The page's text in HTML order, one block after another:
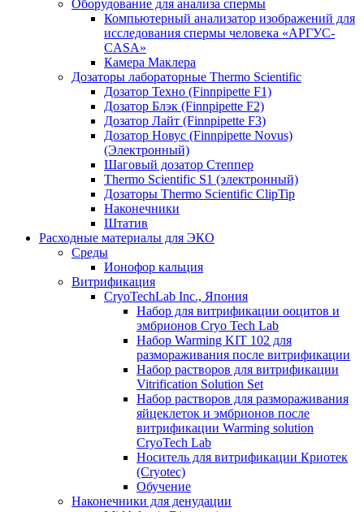
Оборудование для анализа спермы
Компьютерный анализатор изображений для
исследования спермы человека «АРГУС-
CASA»
Камера Маклера
Дозаторы лабораторные Thermo Scientific
Дозатор Техно (Finnpipette F1)
Дозатор Блэк (Finnpipette F2)
Дозатор Лайт (Finnpipette F3)
Дозатор Новус (Finnpipette Novus)
(Электронный)
Шаговый дозатор Степпер
Thermo Scientific S1 (электронный)
Дозаторы Thermo Scientific ClipTip
Наконечники
Штатив
Расходные материалы для ЭКО
Среды
Ионофор кальция
Витрификация
CryoTechLab Inc., Япония
Набор для витрификации ооцитов и
эмбрионов Cryo Tech Lab
Набор Warming KIT 102 для
размораживания после витрификации
Набор растворов для витрификации
Vitrification Solution Set
Набор растворов для размораживания
яйцеклеток и эмбрионов после
витрификации Warming solution
CryoTech Lab
Носитель для витрификации Криотек
(Cryotec)
Обучение
Наконечники для денудации